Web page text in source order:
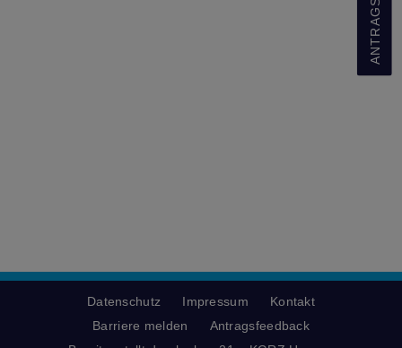
Datenschutz Impressum
Kontakt
Barriere melden
Antragsfeedback